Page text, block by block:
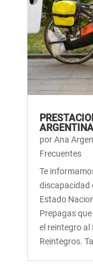
ARGENTINA
porAna
Frecuentes
Te
discapacidad
Estado
Prepagas
el reintegro al
Reintegros.